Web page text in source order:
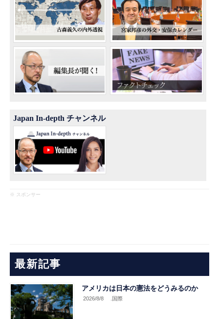
Japan In-depth チャンネル
※ スポンサー
最新記事
アメリカは日本の憲法をどうみるのか
2026/8/8 .国際